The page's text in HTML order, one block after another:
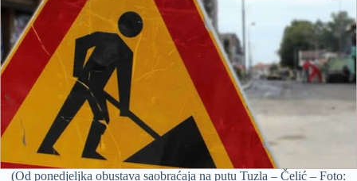
(Od ponedjeljka obustava saobraćaja na putu Tuzla – Čelić – Foto: